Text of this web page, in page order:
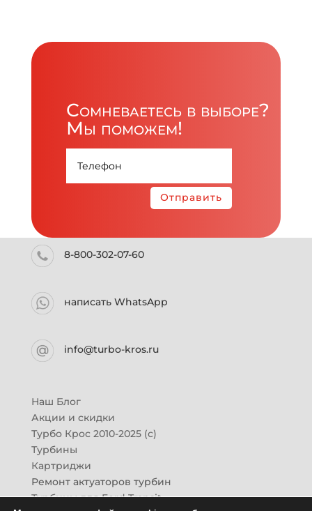
Сомневаетесь в выборе?
Мы поможем!
Отправить
8-800-302-07-60
написать WhatsApp
info@turbo-kros.ru
Наш Блог
Акции и скидки
Турбо Крос 2010-2025 (с)
Турбины
Картриджи
Ремонт актуаторов турбин
Турбины для Ford Transit